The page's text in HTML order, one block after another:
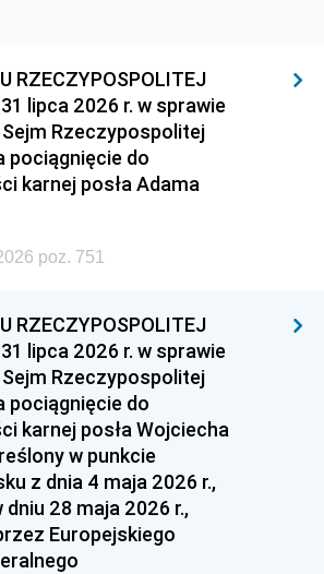
RZECZYPOSPOLITEJ
lipca 2026 r. w sprawie
Rzeczypospolitej
pociągnięcie do
karnej posła Adama
poz. 751
RZECZYPOSPOLITEJ
lipca 2026 r. w sprawie
Rzeczypospolitej
pociągnięcie do
karnej posła Wojciecha
w punkcie
z dnia 4 maja 2026 r.,
dniu 28 maja 2026 r.,
Europejskiego